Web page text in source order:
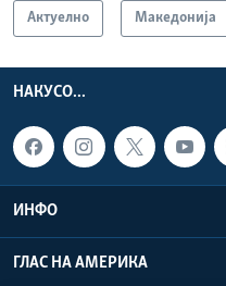
Актуелно Македонија
НАКУСО...
ИНФО
ГЛАС НА АМЕРИКА